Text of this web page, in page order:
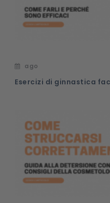
ago
Esercizi di ginnastica